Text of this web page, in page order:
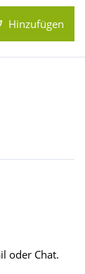
Hinzufügen
oder Chat.